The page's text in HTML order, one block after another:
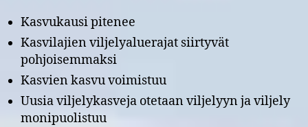
Kasvukausi pitenee
Kasvilajien viljelyaluerajat siirtyvät
pohjoisemmaksi
Kasvien kasvu voimistuu
Uusia viljelykasveja otetaan viljelyyn ja viljely
monipuolistuu